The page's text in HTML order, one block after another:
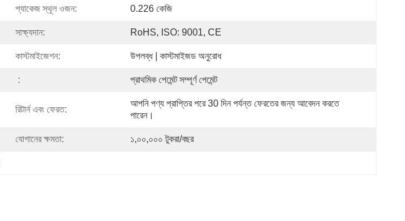
প্যাকেজ স্থূল ওজন: 0.226 কেজি
সাক্ষ্যদান: RoHS, ISO: 9001, CE
কাস্টমাইজেশন: উপলব্ধ | কাস্টমাইজড অনুরোধ
: প্রাথমিক পেমেন্ট সম্পূর্ণ পেমেন্ট
রিটার্ন এবং ফেরত:
আপনি পণ্য প্রাপ্তির পরে 30 দিন পর্যন্ত ফেরতের জন্য আবেদন করতে
পারেন।
যোগানের ক্ষমতা: ১,০০,০০০ টুকরা/বছর